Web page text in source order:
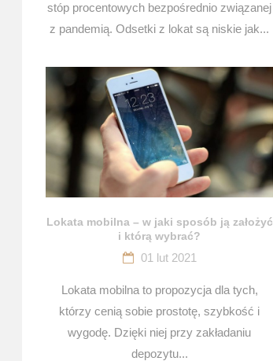
stóp procentowych bezpośrednio związanej
z pandemią. Odsetki z lokat są niskie jak...
Lokata mobilna – w jaki sposób ją założyć
i którą wybrać?
01 lut 2021
Lokata mobilna to propozycja dla tych,
którzy cenią sobie prostotę, szybkość i
wygodę. Dzięki niej przy zakładaniu
depozytu...